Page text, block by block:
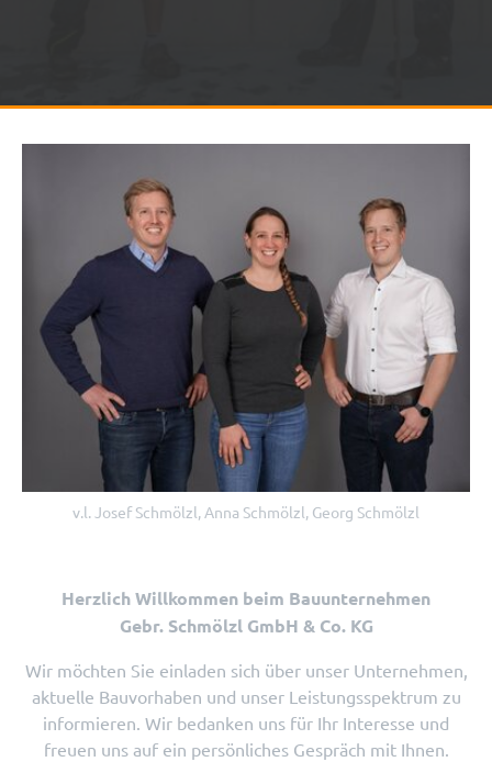
v.l. Josef Schmölzl, Anna Schmölzl, Georg Schmölzl
Herzlich Willkommen beim Bauunternehmen
Gebr. Schmölzl GmbH & Co. KG
Wir möchten Sie einladen sich über unser Unternehmen,
aktuelle Bauvorhaben und unser Leistungsspektrum zu
informieren. Wir bedanken uns für Ihr Interesse und
freuen uns auf ein persönliches Gespräch mit Ihnen.